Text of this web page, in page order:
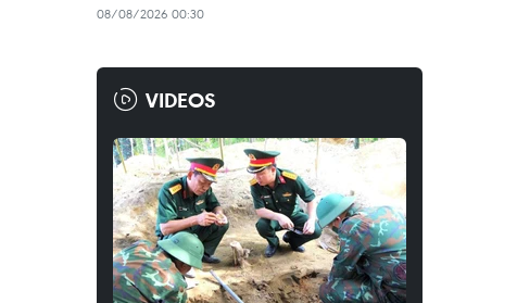
08/08/2026 00:30
VIDEOS